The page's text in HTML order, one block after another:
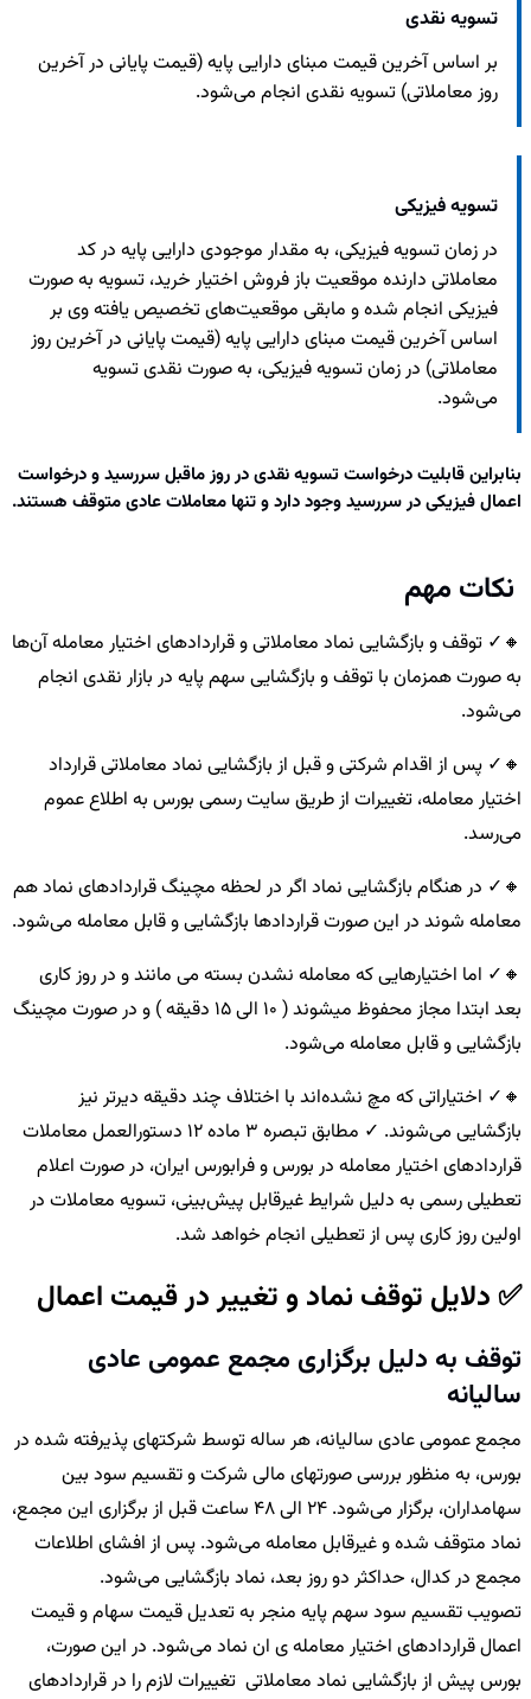
تسویه نقدی
بر اساس آخرین قیمت مبنای دارایی پایه (قیمت پایانی در آخرین
روز معاملاتی) تسویه نقدی انجام می‌شود.
تسویه فیزیکی
در زمان تسویه فیزیکی، به مقدار موجودی دارایی پایه در کد
معاملاتی دارنده موقعیت باز فروش اختیار خرید، تسویه به صورت
فیزیکی انجام شده و مابقی موقعیت‌های تخصیص یافته وی بر
اساس آخرین قیمت مبنای دارایی پایه (قیمت پایانی در آخرین روز
معاملاتی) در زمان تسویه فیزیکی، به صورت نقدی تسویه
می‌شود.
بنابراین قابلیت درخواست تسویه نقدی در روز ماقبل سررسید و درخواست
اعمال فیزیکی در سررسید وجود دارد و تنها معاملات عادی متوقف هستند.
نکات مهم
🔸✓ توقف و بازگشایی نماد معاملاتی و قراردادهای اختیار معامله آن‌ها
به صورت همزمان با توقف و بازگشایی سهم پایه در بازار نقدی انجام
می‌شود.
🔸✓ پس از اقدام شرکتی و قبل از بازگشایی نماد معاملاتی قرارداد
اختیار معامله، تغییرات از طریق سایت رسمی بورس به اطلاع عموم
می‌رسد.
🔸✓ در هنگام بازگشایی نماد اگر در لحظه مچینگ قراردادهای نماد هم
معامله شوند در این صورت قراردادها بازگشایی و قابل معامله می‌شود.
🔸✓ اما اختیارهایی که معامله نشدن بسته می مانند و در روز کاری
بعد ابتدا مجاز محفوظ میشوند ( 10 الی 15 دقیقه ) و در صورت مچینگ
بازگشایی و قابل معامله می‌شود.
🔸✓ اختیاراتی که مچ نشده‌اند با اختلاف چند دقیقه دیرتر نیز
بازگشایی می‌شوند. ✓ مطابق تبصره 3 ماده 12 دستورالعمل معاملات
قراردادهای اختیار معامله در بورس و فرابورس ایران، در صورت اعلام
تعطیلی رسمی به دلیل شرایط غیرقابل پیش‌بینی، تسویه معاملات در
اولین روز کاری پس از تعطیلی انجام خواهد شد.
✅ دلایل توقف نماد و تغییر در قیمت اعمال
توقف به دلیل برگزاری مجمع عمومی عادی
سالیانه
مجمع عمومی عادی سالیانه، هر ساله توسط شرکتهای پذیرفته شده در
بورس، به منظور بررسی صورتهای مالی شرکت و تقسیم سود بین
سهامداران، برگزار می‌شود. 24 الی 48 ساعت قبل از برگزاری این مجمع،
نماد متوقف شده و غیرقابل معامله می‌شود. پس از افشای اطلاعات
مجمع در کدال، حداکثر دو روز بعد، نماد بازگشایی می‌شود.
تصویب تقسیم سود سهم پایه منجر به تعدیل قیمت سهام و قیمت
اعمال قراردادهای اختیار معامله ی ان نماد می‌شود. در این صورت،
بورس پیش از بازگشایی نماد معاملاتی تغییرات لازم را در قراردادهای